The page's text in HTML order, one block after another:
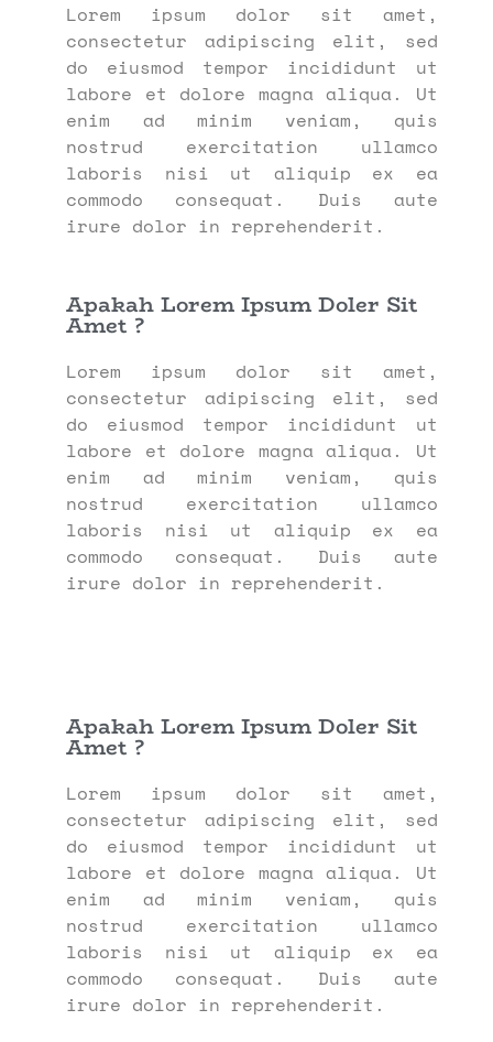
Lorem ipsum dolor sit amet,
consectetur adipiscing elit, sed
do eiusmod tempor incididunt ut
labore et dolore magna aliqua. Ut
enim ad minim veniam, quis
nostrud exercitation ullamco
laboris nisi ut aliquip ex ea
commodo consequat. Duis aute
irure dolor in reprehenderit.
Apakah Lorem Ipsum Doler Sit
Amet ?
Lorem ipsum dolor sit amet,
consectetur adipiscing elit, sed
do eiusmod tempor incididunt ut
labore et dolore magna aliqua. Ut
enim ad minim veniam, quis
nostrud exercitation ullamco
laboris nisi ut aliquip ex ea
commodo consequat. Duis aute
irure dolor in reprehenderit.
Apakah Lorem Ipsum Doler Sit
Amet ?
Lorem ipsum dolor sit amet,
consectetur adipiscing elit, sed
do eiusmod tempor incididunt ut
labore et dolore magna aliqua. Ut
enim ad minim veniam, quis
nostrud exercitation ullamco
laboris nisi ut aliquip ex ea
commodo consequat. Duis aute
irure dolor in reprehenderit.